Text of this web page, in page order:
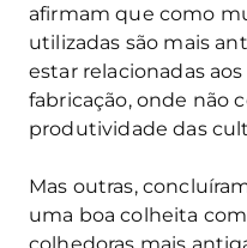
afirmam que como
utilizadas são mais
estar relacionadas
fabricação, onde não
produtividade das
Mas outras,
uma boa colheita
colhedoras mais